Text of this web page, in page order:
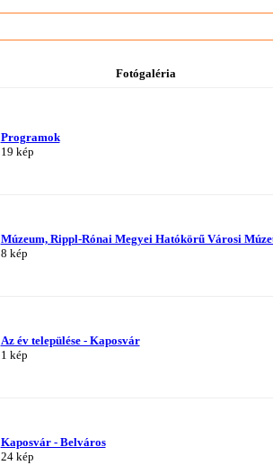
Fotógaléria
Programok
19 kép
Múzeum, Rippl-Rónai Megyei Hatókörű Városi
8 kép
Az év települése - Kaposvár
1 kép
Kaposvár - Belváros
24 kép